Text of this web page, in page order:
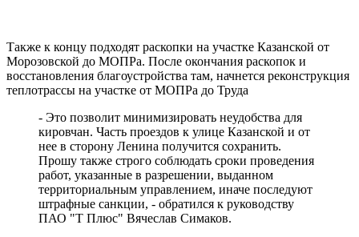
Также к концу подходят раскопки на участке Казанской от
Морозовской до МОПРа. После окончания раскопок и
восстановления благоустройства там, начнется реконструкция
теплотрассы на участке от МОПРа до Труда
- Это позволит минимизировать неудобства для
кировчан. Часть проездов к улице Казанской и от
нее в сторону Ленина получится сохранить.
Прошу также строго соблюдать сроки проведения
работ, указанные в разрешении, выданном
территориальным управлением, иначе последуют
штрафные санкции, - обратился к руководству
ПАО "Т Плюс" Вячеслав Симаков.